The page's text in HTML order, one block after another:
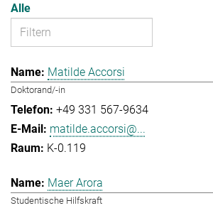
Alle
Matilde Accorsi
Doktorand/-in
+49 331 567-9634
matilde.accorsi@...
K-0.119
Maer Arora
Studentische Hilfskraft